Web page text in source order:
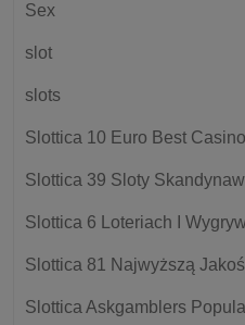
Sex
slot
slots
Slottica 10 Euro Best
Slottica 39 Sloty
Slottica 6 Loteriach I
Slottica 81 Najwyższą
Slottica Askgamblers